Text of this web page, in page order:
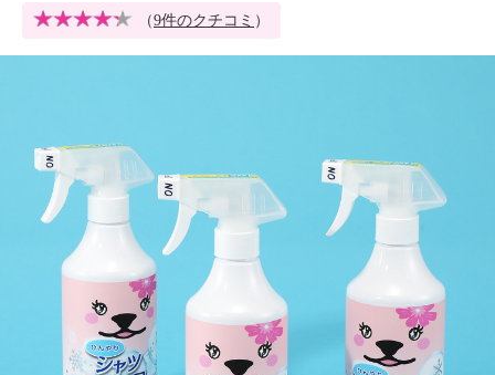
（9件のクチコミ ）